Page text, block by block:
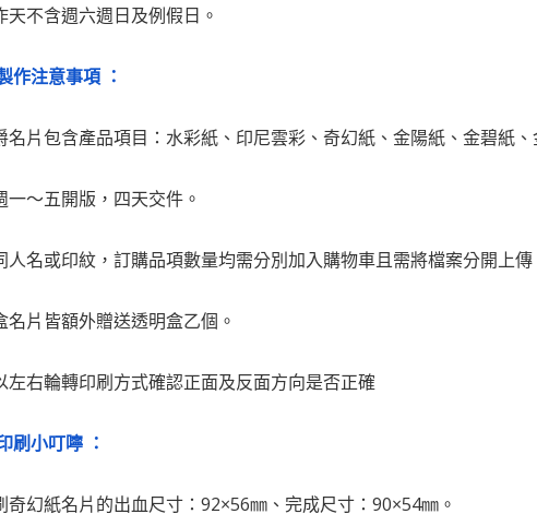
天不含週六週日及例假日。
作注意事項 ：
名片包含產品項目：水彩紙、印尼雲彩、奇幻紙、金陽紙、金碧紙
一～五開版，四天交件。
人名或印紋，訂購品項數量均需分別加入購物車且需將檔案分開上傳
名片皆額外贈送透明盒乙個。
左右輪轉印刷方式確認正面及反面方向是否正確
刷小叮嚀 ：
奇幻紙名片的出血尺寸：92×56㎜、完成尺寸：90×54㎜。